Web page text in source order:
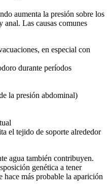
aumenta la presión sobre los
anal. Las causas comunes
en especial con
durante períodos
la presión abdominal)
el tejido de soporte alrededor
agua también contribuyen.
genética a tener
hace más probable la aparición